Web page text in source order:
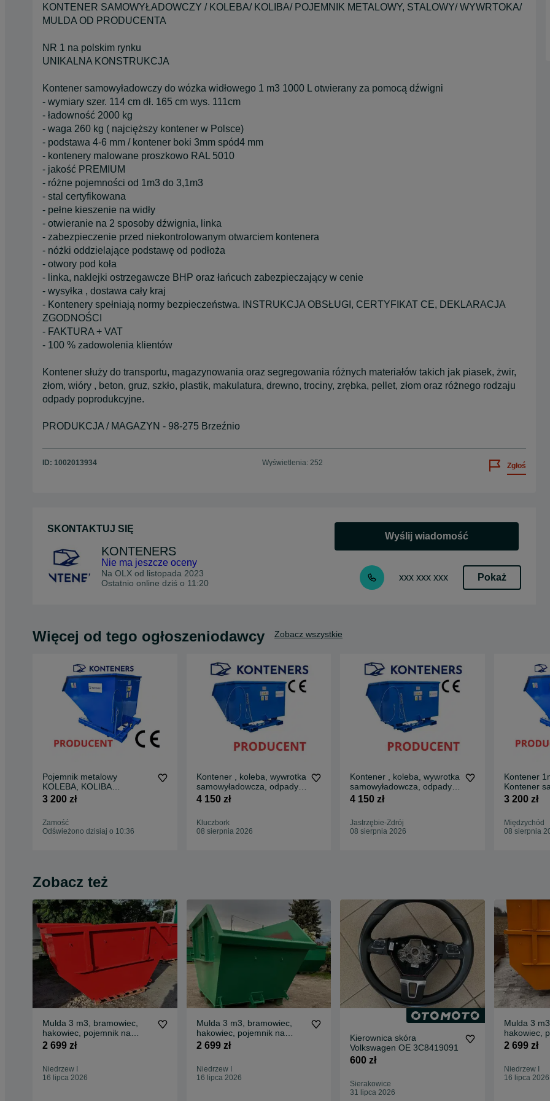
KONTENER SAMOWYŁADOWCZY / KOLEBA/ KOLIBA/ POJEMNIK METALOWY, STALOWY/ WYWRTOKA/
MULDA OD PRODUCENTA
NR 1 na polskim rynku
UNIKALNA KONSTRUKCJA
Kontener samowyładowczy do wózka widłowego 1 m3 1000 L otwierany za pomocą dźwigni
- wymiary szer. 114 cm dł. 165 cm wys. 111cm
- ładowność 2000 kg
- waga 260 kg ( najcięższy kontener w Polsce)
- podstawa 4-6 mm / kontener boki 3mm spód4 mm
- kontenery malowane proszkowo RAL 5010
- jakość PREMIUM
- różne pojemności od 1m3 do 3,1m3
- stal certyfikowana
- pełne kieszenie na widły
- otwieranie na 2 sposoby dźwignia, linka
- zabezpieczenie przed niekontrolowanym otwarciem kontenera
- nóżki oddzielające podstawę od podłoża
- otwory pod koła
- linka, naklejki ostrzegawcze BHP oraz łańcuch zabezpieczający w cenie
- wysyłka , dostawa cały kraj
- Kontenery spełniają normy bezpieczeństwa. INSTRUKCJA OBSŁUGI, CERTYFIKAT CE, DEKLARACJA
ZGODNOŚCI
- FAKTURA + VAT
- 100 % zadowolenia klientów
Kontener służy do transportu, magazynowania oraz segregowania różnych materiałów takich jak piasek, żwir,
złom, wióry , beton, gruz, szkło, plastik, makulatura, drewno, trociny, zrębka, pellet, złom oraz różnego rodzaju
odpady poprodukcyjne.
PRODUKCJA / MAGAZYN - 98-275 Brzeźnio
ID: 1002013934 Wyświetlenia: 252 Zgłoś
SKONTAKTUJ SIĘ
KONTENERS
Nie ma jeszcze oceny
Na OLX od listopada 2023
Ostatnio online dziś o 11:20
Wyślij wiadomość
xxx xxx xxx Pokaż
Więcej od tego ogłoszeniodawcy Zobacz wszystkie
Pojemnik metalowy
KOLEBA, KOLIBA
samowyładowcza 1m3 CNC
3 200 zł
Zamość
Odświeżono dzisiaj o 10:36
Kontener , koleba, wywrotka
samowyładowcza, odpady,
złom 1,5m3 koliba/ szufla/
RECYKLING
4 150 zł
Kluczbork
08 sierpnia 2026
Kontener , koleba, wywrotka
samowyładowcza, odpady,
złom 1,5m3 koliba/ szufla/
RECYKLING
4 150 zł
Jastrzębie-Zdrój
08 sierpnia 2026
Kontener
Kontener
/ Pojemnik
3 200 zł
Międzychód
08 sierpnia
Zobacz też
Mulda 3 m3, bramowiec,
hakowiec, pojemnik na
złom, kontener, koleba
2 699 zł
Niedrzew I
16 lipca 2026
Mulda 3 m3, bramowiec,
hakowiec, pojemnik na
złom, kontener bramowy
2 699 zł
Niedrzew I
16 lipca 2026
Kierownica skóra
Volkswagen OE 3C8419091
600 zł
Sierakowice
31 lipca 2026
Mulda 3
hakowiec,
złom,
2 699 zł
Niedrzew I
16 lipca 2026